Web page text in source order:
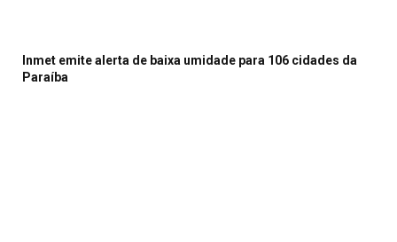
Inmet emite alerta de baixa umidade para 106 cidades da
Paraíba